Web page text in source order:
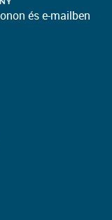
és e-mailben